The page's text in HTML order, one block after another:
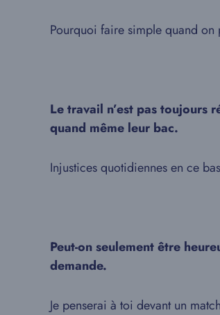
Pourquoi faire simple quand
Le travail n’est pas toujours
quand même leur bac.
Injustices quotidiennes en ce
Peut-on seulement être
demande.
Je penserai à toi devant un